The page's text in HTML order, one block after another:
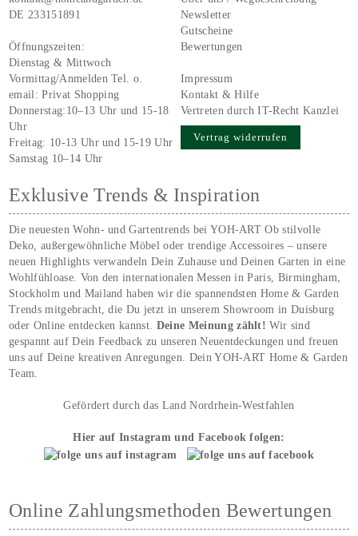
DE 233151891
Öffnungszeiten:
Dienstag & Mittwoch
Vormittag/Anmelden Tel. o.
email:Privat Shopping
Donnerstag:10–13 Uhr und 15-18
Uhr
Freitag: 10-13 Uhr und 15-19 Uhr
Samstag 10–14 Uhr
Newsletter
Gutscheine
Bewertungen
Impressum
Kontakt & Hilfe
Vertreten durch IT-Recht Kanzlei
Vertrag widerrufen
Exklusive Trends & Inspiration
Die neuesten Wohn- und Gartentrends bei YOH‑ART Ob stilvolle
Deko, außergewöhnliche Möbel oder trendige Accessoires – unsere
neuen Highlights verwandeln Dein Zuhause und Deinen Garten in eine
Wohlfühloase. Von den internationalen Messen in Paris, Birmingham,
Stockholm und Mailand haben wir die spannendsten Home & Garden
Trends mitgebracht, die Du jetzt in unserem Showroom in Duisburg
oder Online entdecken kannst. Deine Meinung zählt!Wir sind
gespannt auf Dein Feedback zu unseren Neuentdeckungen und freuen
uns auf Deine kreativen Anregungen. Dein YOH‑ART Home & Garden
Team.
Gefördert durch das Land Nordrhein-Westfahlen
Hier auf Instagram und Facebook folgen:
Online Zahlungsmethoden Bewertungen